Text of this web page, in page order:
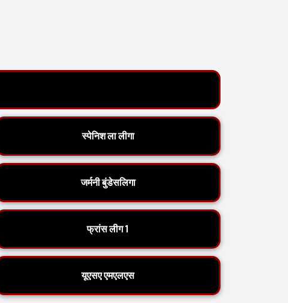
स्पेनिश ला लीगा
जर्मनी बुंडेसलिगा
फ्रांस लीग 1
यूएसए एमएलएस